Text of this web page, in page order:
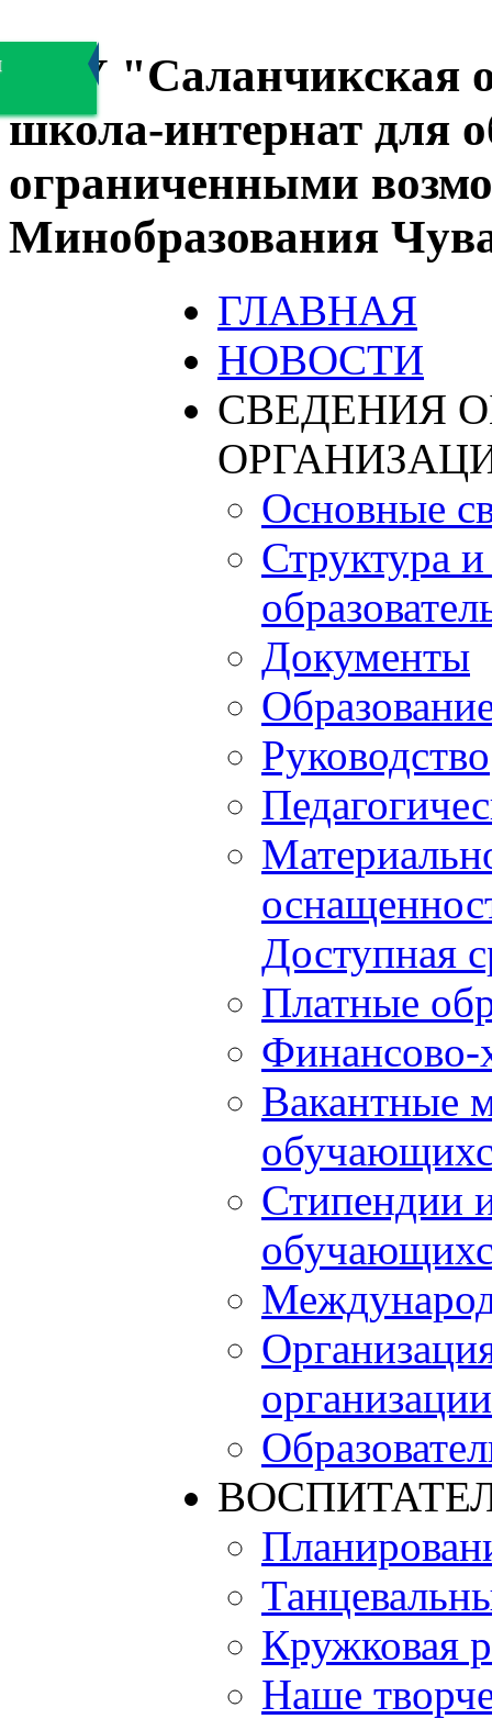
БОУ "Саланчикская
школа-интернат для
ограниченными
Минобразования
ГЛАВНАЯ
НОВОСТИ
СВЕДЕНИЯ
Основные
Структура
Документы
Руководство
Доступная
Платные
Финансово-
Вакантные
Стипендии
организации
Кружковая
Наше